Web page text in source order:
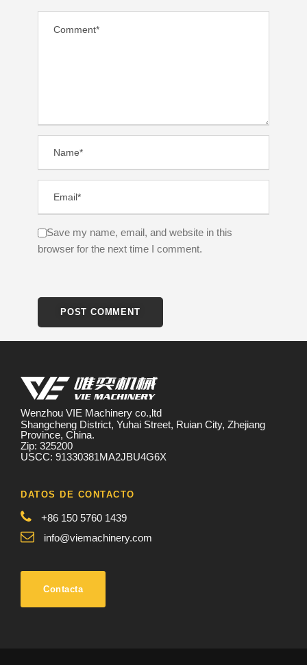
Save my name, email, and website in this
browser for the next time I comment.
Wenzhou VIE Machinery co.,ltd
Shangcheng District, Yuhai Street, Ruian City, Zhejiang
Province, China.
Zip: 325200
USCC: 91330381MA2JBU4G6X
DATOS DE CONTACTO
+86 150 5760 1439
info@viemachinery.com
Contacta